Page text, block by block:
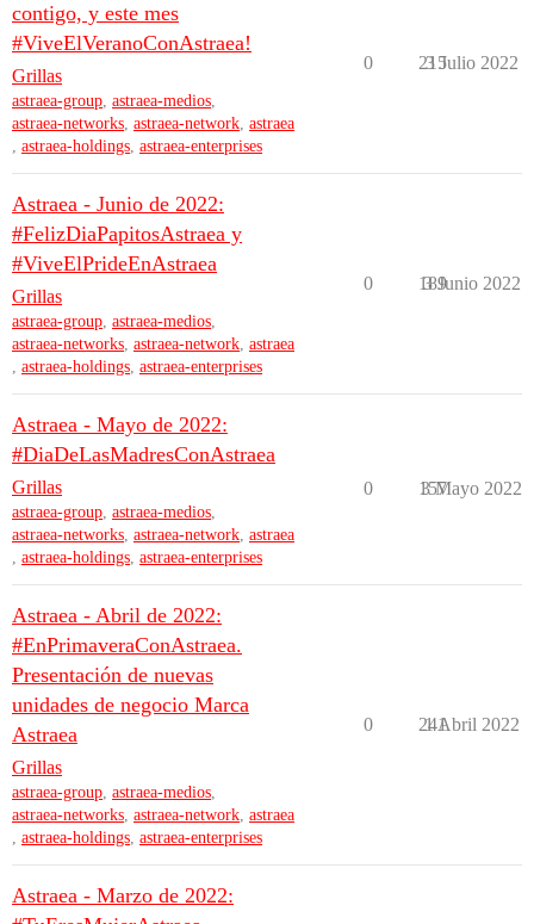
contigo, y este mes
#ViveElVeranoConAstraea!
Grillas
astraea-group, astraea-medios,
astraea-networks, astraea-network, astraea
, astraea-holdings, astraea-enterprises
0 215
3 Julio 2022
Astraea - Junio de 2022:
#FelizDiaPapitosAstraea y
#ViveElPrideEnAstraea
Grillas
astraea-group, astraea-medios,
astraea-networks, astraea-network, astraea
, astraea-holdings, astraea-enterprises
0 189
3 Junio 2022
Astraea - Mayo de 2022:
#DiaDeLasMadresConAstraea
Grillas
astraea-group, astraea-medios,
astraea-networks, astraea-network, astraea
, astraea-holdings, astraea-enterprises
0 157
3 Mayo 2022
Astraea - Abril de 2022:
#EnPrimaveraConAstraea.
Presentación de nuevas
unidades de negocio Marca
Astraea
Grillas
astraea-group, astraea-medios,
astraea-networks, astraea-network, astraea
, astraea-holdings, astraea-enterprises
0 241
1 Abril 2022
Astraea - Marzo de 2022: